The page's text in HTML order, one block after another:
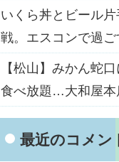
いくら丼とビール
戦。エスコンで過
【松山】みかん蛇
食べ放題…大和屋本
最近のコメン